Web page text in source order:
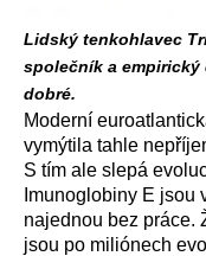
Lidský tenkohlavec
společník a empirický
dobré.
Moderní
vymýtila tahle
S tím ale slepá
Imunoglobiny E jsou
najednou bez práce.
jsou po miliónech